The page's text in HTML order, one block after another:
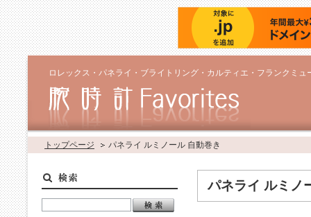
ロレックス・パネライ・ブライトリング・カルティエ・フランクミ
トップページ パネライ ルミノール 自動巻き
パネライ ルミノ